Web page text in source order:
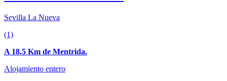
Sevilla La Nueva
(1)
A 18.5 Km de Mentrida.
Alojamiento entero